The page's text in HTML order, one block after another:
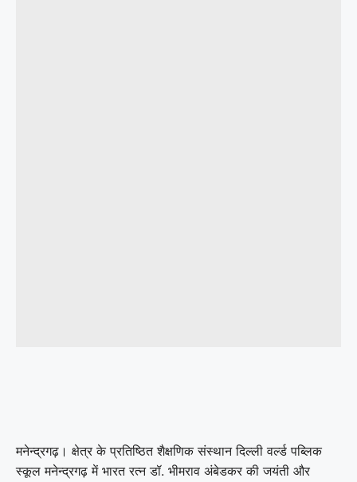
मनेन्द्रगढ़। क्षेत्र के प्रतिष्ठित शैक्षणिक संस्थान दिल्ली वर्ल्ड पब्लिक
स्कूल मनेन्द्रगढ़ में भारत रत्न डॉ. भीमराव अंबेडकर की जयंती और